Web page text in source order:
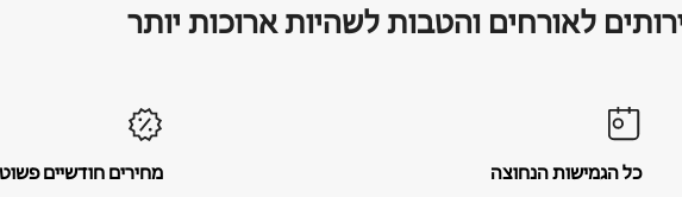
לאורחים והטבות לשהיות ארוכות יותר
כל הגמישות הנחוצה
מחירים חודשיים